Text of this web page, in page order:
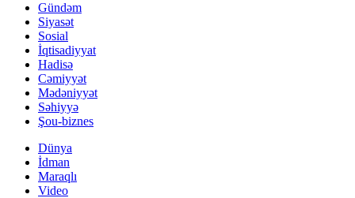
Gündəm
Siyasət
Sosial
İqtisadiyyat
Hadisə
Cəmiyyət
Mədəniyyət
Səhiyyə
Şou-biznes
Dünya
İdman
Maraqlı
Video